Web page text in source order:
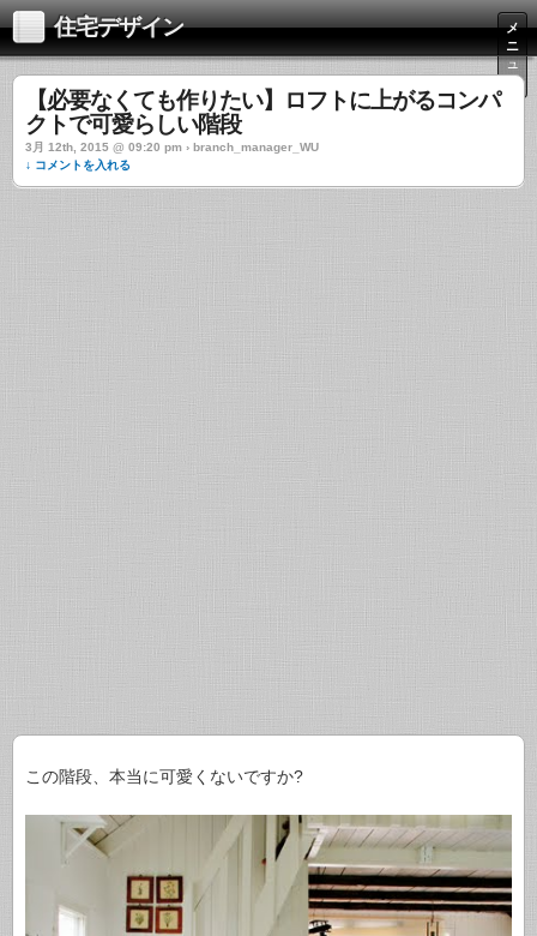
住宅デザイン
メ
ニ
ュ
ー
【必要なくても作りたい】ロフトに上がるコンパ
クトで可愛らしい階段
3月 12th, 2015 @ 09:20 pm › branch_manager_WU
↓ コメントを入れる
この階段、本当に可愛くないですか?